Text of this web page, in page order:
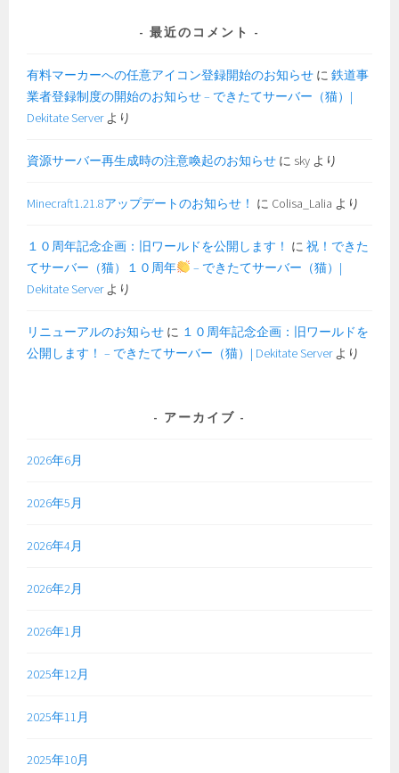
最近のコメント
有料マーカーへの任意アイコン登録開始のお知らせ に鉄道事
業者登録制度の開始のお知らせ – できたてサーバー（猫）|
Dekitate Serverより
資源サーバー再生成時の注意喚起のお知らせ に sky より
Minecraft1.21.8アップデートのお知らせ！ に Colisa_Lalia より
１０周年記念企画：旧ワールドを公開します！ に祝！できた
てサーバー（猫）１０周年
– できたてサーバー（猫）|
Dekitate Serverより
リニューアルのお知らせ に １０周年記念企画：旧ワールドを
公開します！ – できたてサーバー（猫）| Dekitate Serverより
アーカイブ
2026年6月
2026年5月
2026年4月
2026年2月
2026年1月
2025年12月
2025年11月
2025年10月